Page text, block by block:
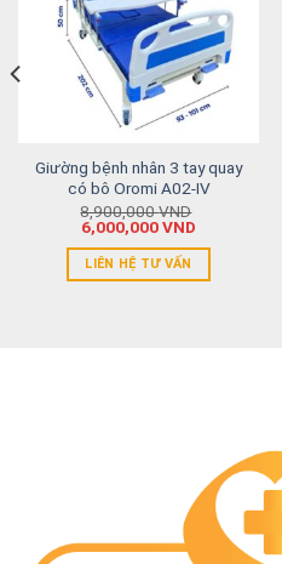
Giường bệnh nhân 3 tay quay
có bô Oromi A02-IV
8,900,000VND
6,000,000VND
LIÊN HỆ TƯ VẤN